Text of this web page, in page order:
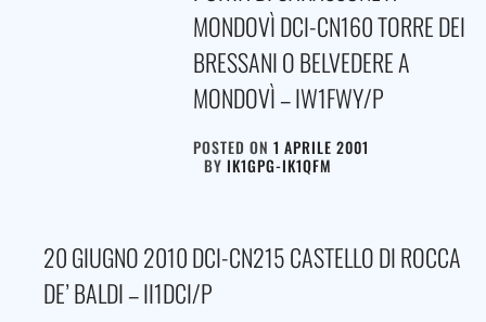
MONDOVÌ DCI-CN160 TORRE DEI
BRESSANI O BELVEDERE A
MONDOVÌ – IW1FWY/P
POSTED ON 1 APRILE 2001
BY IK1GPG-IK1QFM
20 GIUGNO 2010 DCI-CN215 CASTELLO DI ROCCA
DE’ BALDI – II1DCI/P